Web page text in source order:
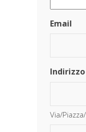
Email
Indirizzo
Via/